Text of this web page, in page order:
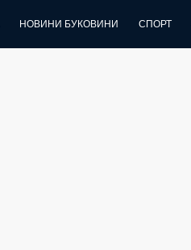
НОВИНИ БУКОВИНИ СПОРТ